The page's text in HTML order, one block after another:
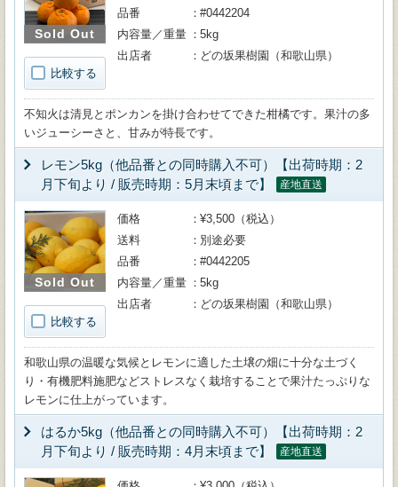
Sold Out
比較する
品番
#0442204
内容量／重量
5kg
出店者
どの坂果樹園（和歌山県）
不知火は清見とポンカンを掛け合わせてできた柑橘です。果汁の多
いジューシーさと、甘みが特長です。
レモン5kg（他品番との同時購入不可）【出荷時期：2
月下旬より / 販売時期：5月末頃まで】
産地直送
Sold Out
比較する
価格
¥3,500（税込）
送料
別途必要
品番
#0442205
内容量／重量
5kg
出店者
どの坂果樹園（和歌山県）
和歌山県の温暖な気候とレモンに適した土壌の畑に十分な土づく
り・有機肥料施肥などストレスなく栽培することで果汁たっぷりな
レモンに仕上がっています。
はるか5kg（他品番との同時購入不可）【出荷時期：2
月下旬より / 販売時期：4月末頃まで】
産地直送